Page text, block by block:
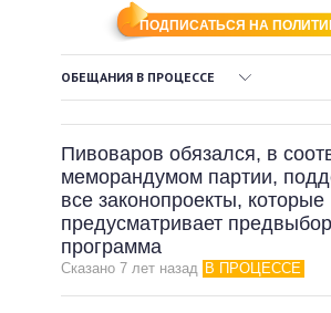
ОБЗОРЫ
ДАЙДЖЕСТЫ
ПРЕЗИДЕНТ И ОФИС
ВЕРХОВНАЯ РАДА
КАБИНЕТ МИНИСТРОВ
ВСЕ ПЕРСОНЫ
ВИДЕО
ПОДДЕРЖАТЬ
СРАВНЕНИЕ
ПОДПИСАТЬСЯ НА
ОБЕЩАНИЯ В ПРОЦЕССЕ
НЕВЫПОЛНЕННЫЕ
ОБЕЩАНИЯ В ПРОЦЕССЕ
ВСЕ ОБЕЩАНИЯ
АРХИВНЫЕ ОБЕЩАНИЯ
Пивоваров обязался, в
меморандумом партии,
все законопроекты, которые
предусматривает
программа
Сказано 7 лет назад В ПРОЦЕССЕ